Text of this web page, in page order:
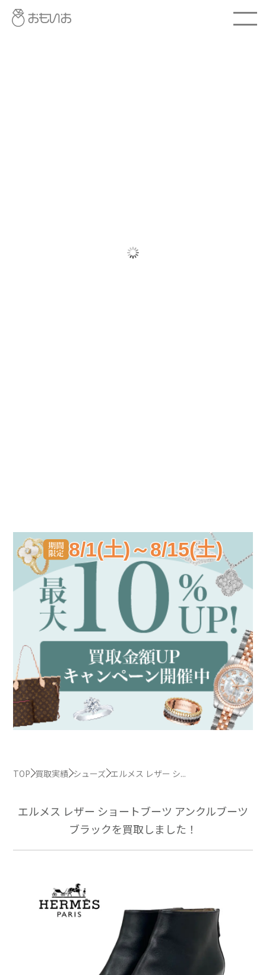
8/1(土)～8/15(土)
TOP 買取実績 シューズ エルメス レザー シ...
エルメス レザー ショートブーツ アンクルブーツ
ブラックを買取しました！